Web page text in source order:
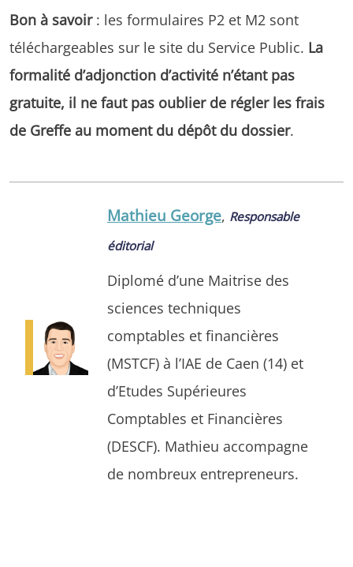
Bon à savoir: les formulaires P2 et M2 sont
téléchargeables sur le site du Service Public. La
formalité d’adjonction d’activité n’étant pas
gratuite, il ne faut pas oublier de régler les frais
de Greffe au moment du dépôt du dossier.
Mathieu George, Responsable
éditorial
Diplomé d’une Maitrise des
sciences techniques
comptables et financières
(MSTCF) à l’IAE de Caen (14) et
d’Etudes Supérieures
Comptables et Financières
(DESCF). Mathieu accompagne
de nombreux entrepreneurs.